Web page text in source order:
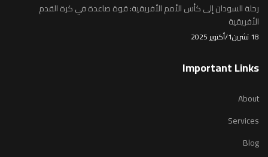
رحلة السودان إلى كأس الأمم الأفريقية: قوة صاعدة في كرة القدم
الأفريقية
18 تشرين1/أكتوير 2025
Important Links
About
Services
Blog